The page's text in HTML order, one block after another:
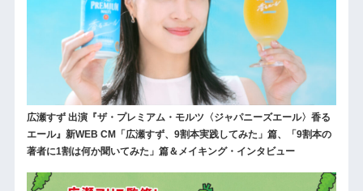
広瀬すず 出演『ザ・プレミアム・モルツ〈ジャパニーズエール〉香る
エール』新WEB CM「広瀬すず、9割本実践してみた」篇、「9割本の
著者に1割は何か聞いてみた」篇＆メイキング・インタビュー